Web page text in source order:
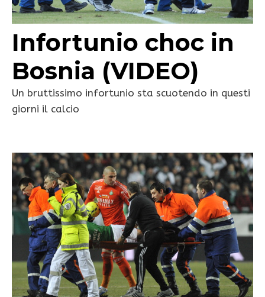
Infortunio choc in
Bosnia (VIDEO)
Un bruttissimo infortunio sta scuotendo in questi
giorni il calcio